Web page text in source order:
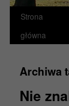
Przejdź
do
Strona
główna
Archiwa
Nie